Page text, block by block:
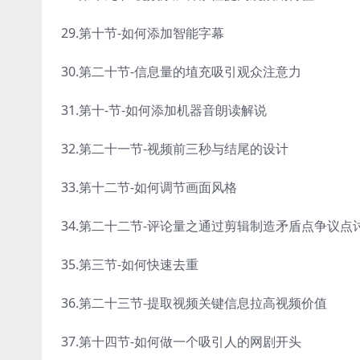
29.第十节-如何添加智能字幕
30.第二十节-信息量的埴充吸引观众注意力
31.第十-节-如何添加机器音朗读解说
32.第二十一节-视频前三秒与结尾的设计
33.第十二节-如何调节画面风格
34.第二十二节-评论量之通过剪辑制造矛盾点争议点
35.第三节-如何快速去重
36.第二十三节-提取视频关键信息拉高视频价值
37.第十四节-如何做一个吸引人的网剧开头